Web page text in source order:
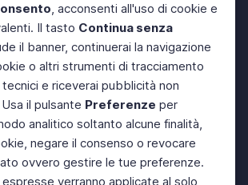
, acconsenti all'uso di cookie e
Il tasto Continua senza
il banner, continuerai la navigazione
o altri strumenti di tracciamento
e riceverai pubblicità non
il pulsante Preferenze per
analitico soltanto alcune finalità,
negare il consenso o revocare
ovvero gestire le tue preferenze.
verranno applicate al solo